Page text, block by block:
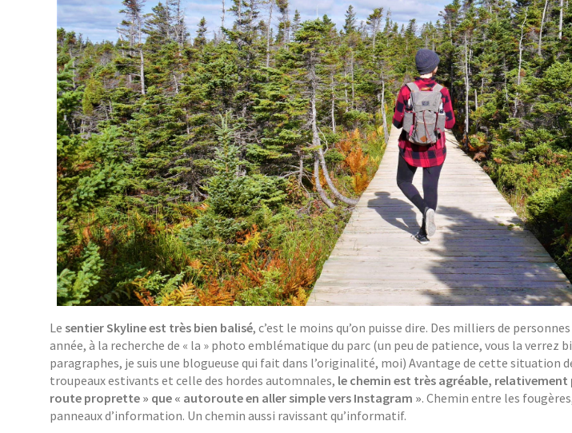
Le sentier Skyline est très bien balisé, c’est le moins qu’on puisse dire. Des milliers de
année, à la recherche de « la » photo emblématique du parc (un peu de patience, vous la verrez
paragraphes, je suis une blogueuse qui fait dans l’originalité, moi) Avantage de cette situation
troupeaux estivants et celle des hordes automnales, le chemin est très agréable,
route proprette » que « autoroute en aller simple vers Instagram ». Chemin entre les
panneaux d’information. Un chemin aussi ravissant qu’informatif.